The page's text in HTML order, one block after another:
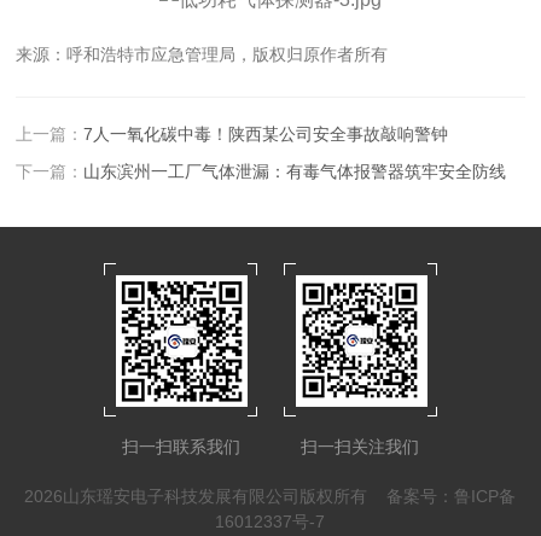
来源：呼和浩特市应急管理局，版权归原作者所有
上一篇：7人一氧化碳中毒！陕西某公司安全事故敲响警钟
下一篇： 山东滨州一工厂气体泄漏：有毒气体报警器筑牢安全防线
扫一扫联系我们 扫一扫关注我们
2026山东瑶安电子科技发展有限公司版权所有 备案号：鲁ICP备
16012337号-7